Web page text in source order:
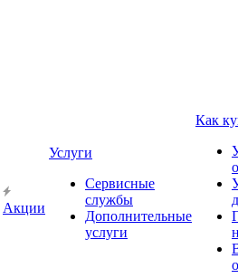
Акции
Услуги
Сервисные
службы
Дополнительные
услуги
Как